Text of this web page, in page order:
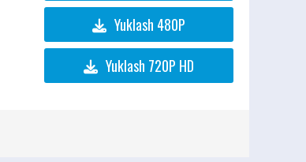
Yuklash 480P
Yuklash 720P HD